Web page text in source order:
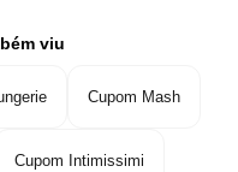
viu
Cupom Mash
Cupom Intimissimi